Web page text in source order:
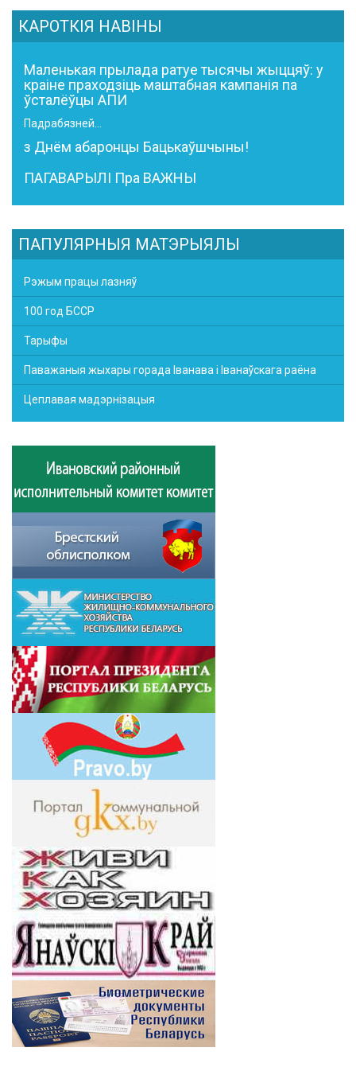
КАРОТКІЯ НАВІНЫ
Маленькая прылада ратуе тысячы жыццяў: у
краіне праходзіць маштабная кампанія па
ўсталёўцы АПИ
Падрабязней...
з Днём абаронцы Бацькаўшчыны!
ПАГАВАРЫЛІ Пра ВАЖНЫ
ПАПУЛЯРНЫЯ МАТЭРЫЯЛЫ
Рэжым працы лазняў
100 год БССР
Тарыфы
Паважаныя жыхары горада Іванава і Іванаўскага раёна
Цеплавая мадэрнізацыя